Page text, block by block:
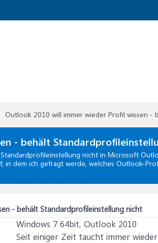
Outlook 2010 will immer wieder Profil wissen -
- behält
nicht in Microsoft
dem ich gefragt werde, welches Outlook-
- behält Standardprofileinstellung nicht
Windows 7 64bit, Outlook 2010
Seit einiger Zeit taucht immer